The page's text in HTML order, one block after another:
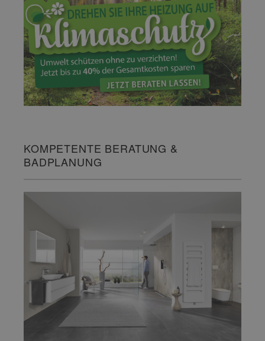
KOMPETENTE BERATUNG &
BADPLANUNG